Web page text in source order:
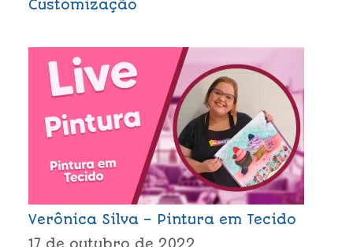
Customização
Verônica Silva – Pintura em Tecido